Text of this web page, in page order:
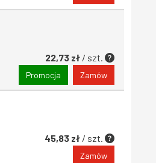
22,73 zł / szt.
Promocja Zamów
45,83 zł / szt.
Zamów